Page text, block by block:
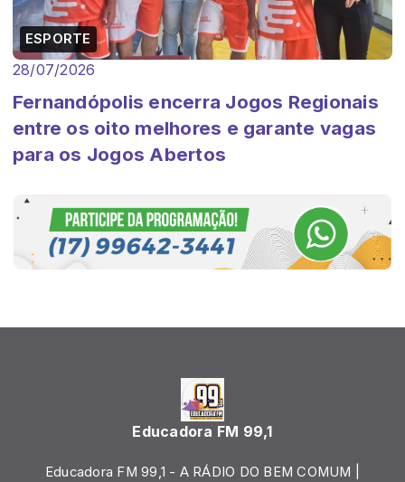
ESPORTE
28/07/2026
Fernandópolis encerra Jogos Regionais
entre os oito melhores e garante vagas
para os Jogos Abertos
Educadora FM 99,1
Educadora FM 99,1 - A RÁDIO DO BEM COMUM |